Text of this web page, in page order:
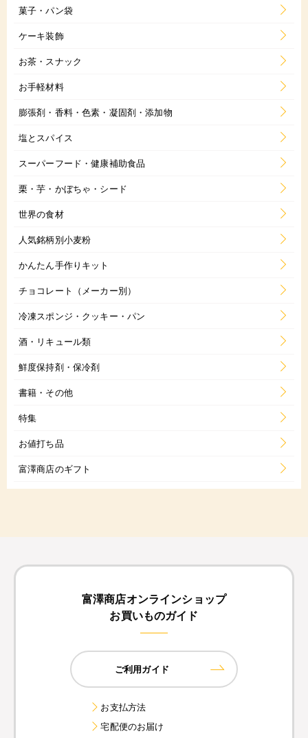
菓子・パン袋
ケーキ装飾
お茶・スナック
お手軽材料
膨張剤・香料・色素・凝固剤・添加物
塩とスパイス
スーパーフード・健康補助食品
栗・芋・かぼちゃ・シード
世界の食材
人気銘柄別小麦粉
かんたん手作りキット
チョコレート（メーカー別）
冷凍スポンジ・クッキー・パン
酒・リキュール類
鮮度保持剤・保冷剤
書籍・その他
特集
お値打ち品
富澤商店のギフト
富澤商店オンラインショップ
お買いものガイド
ご利用ガイド
お支払方法
宅配便のお届け